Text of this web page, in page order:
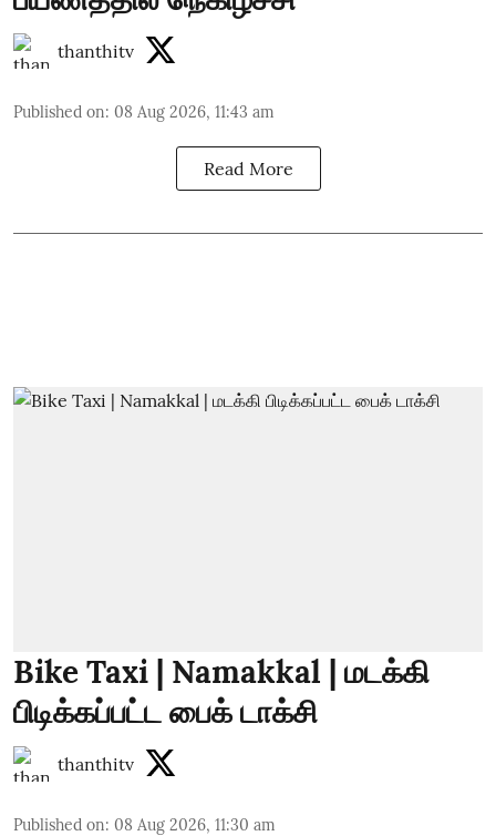
thanthitv
Published on: 08 Aug 2026, 11:43 am
Read More
Bike Taxi | Namakkal | மடக்கி
பிடிக்கப்பட்ட பைக் டாக்சி
thanthitv
Published on: 08 Aug 2026, 11:30 am